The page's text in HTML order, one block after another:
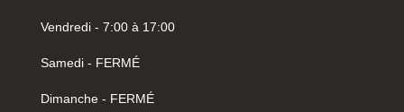
Vendredi - 7:00 à 17:00
Samedi - FERMÉ
Dimanche - FERMÉ